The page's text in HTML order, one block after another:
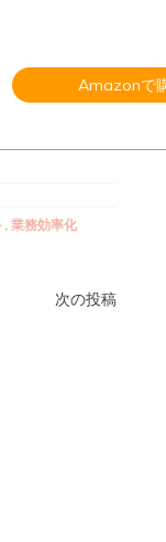
Amazonで
, 業務効率化
次の投稿